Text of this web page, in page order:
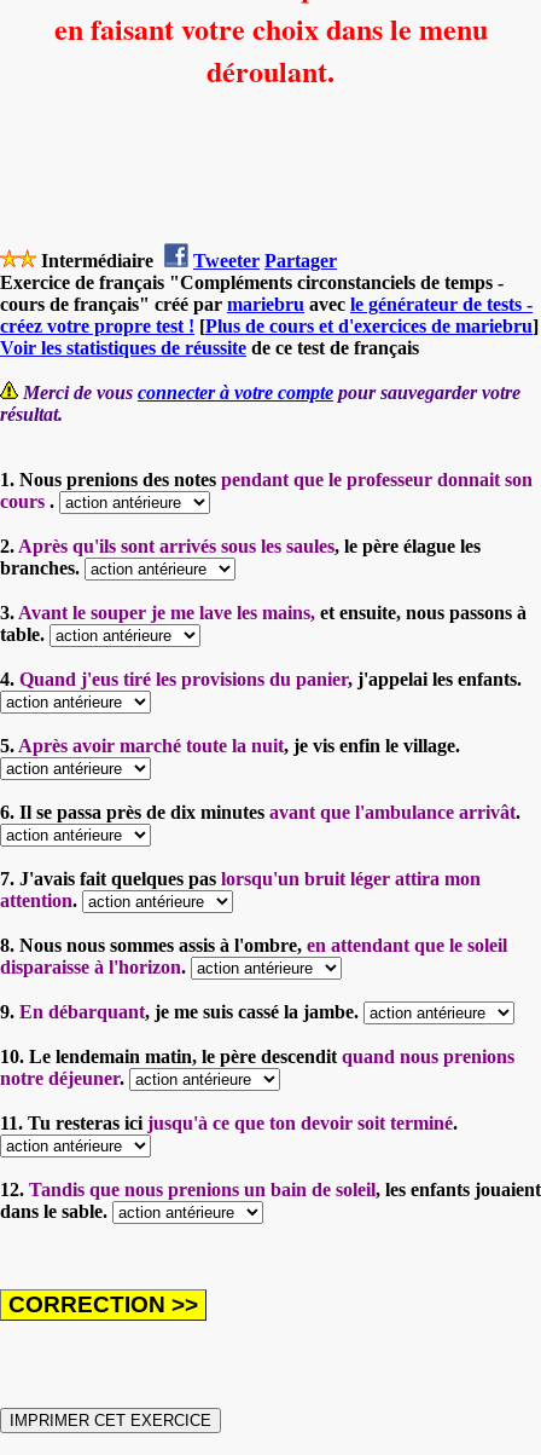
en faisant votre choix dans le menu
déroulant.
Intermédiaire Tweeter Partager
Exercice de français "Compléments circonstanciels de temps -
cours de français" créé par mariebru avec le générateur de tests -
créez votre propre test ! [Plus de cours et d'exercices de mariebru]
Voir les statistiques de réussite de ce test de français
Merci de vous connecter à votre compte pour sauvegarder votre
résultat.
1. Nous prenions des notes pendant que le professeur donnait son
cours .
2. Après qu'ils sont arrivés sous les saules, le père élague les
branches.
3. Avant le souper je me lave les mains, et ensuite, nous passons à
table.
4. Quand j'eus tiré les provisions du panier, j'appelai les enfants.
5. Après avoir marché toute la nuit, je vis enfin le village.
6. Il se passa près de dix minutes avant que l'ambulance arrivât.
7. J'avais fait quelques pas lorsqu'un bruit léger attira mon
attention.
8. Nous nous sommes assis à l'ombre, en attendant que le soleil
disparaisse à l'horizon.
9. En débarquant, je me suis cassé la jambe.
10. Le lendemain matin, le père descendit quand nous prenions
notre déjeuner.
11. Tu resteras ici jusqu'à ce que ton devoir soit terminé.
12. Tandis que nous prenions un bain de soleil, les enfants jouaient
dans le sable.